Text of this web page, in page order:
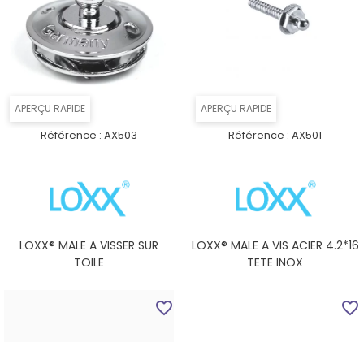
APERÇU RAPIDE
Référence : AX503
LOXX® MALE A VISSER SUR
TOILE
APERÇU RAPIDE
Référence : AX501
LOXX® MALE A VIS ACIER 4.2*16
TETE INOX
favorite_border favorite_border